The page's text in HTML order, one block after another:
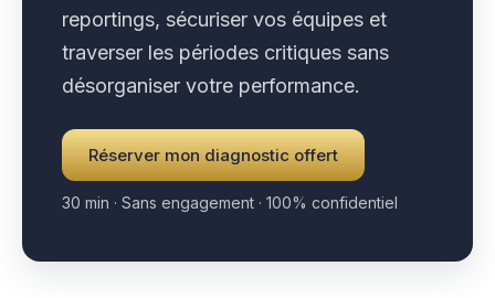
reportings, sécuriser vos équipes et
traverser les périodes critiques sans
désorganiser votre performance.
Réserver mon diagnostic offert
30 min · Sans engagement · 100% confidentiel